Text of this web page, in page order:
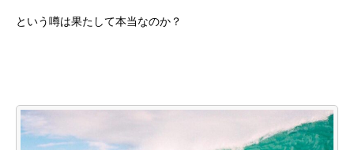
という噂は果たして本当なのか？